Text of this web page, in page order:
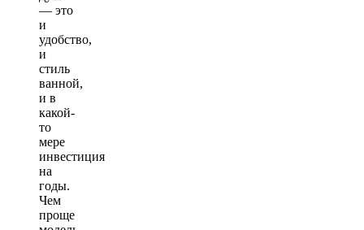
— это
и
удобство,
и
стиль
ванной,
и в
какой-
то
мере
инвестиция
на
годы.
Чем
проще